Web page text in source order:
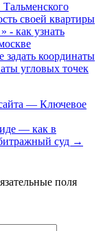
своей квартиры
- как узнать
задать координаты
угловых точек
— Ключевое
— как в
суд →
поля